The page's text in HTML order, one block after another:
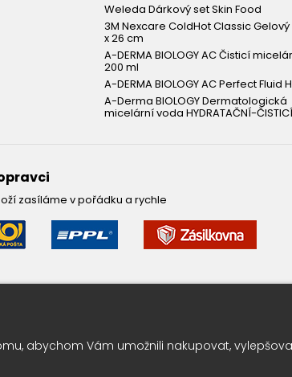
Weleda Dárkový set Skin Food
3M Nexcare ColdHot Classic Gelový
x 26 cm
A-DERMA BIOLOGY AC Čisticí
200 ml
A-DERMA BIOLOGY AC Perfect Fluid
A-Derma BIOLOGY Dermatologická
micelární voda HYDRATAČNÍ-
zasíláme v pořádku a rychle
vědět o výhodných nabídkách jako první ? Přihlašte se k
abychom Vám umožnili nakupovat,